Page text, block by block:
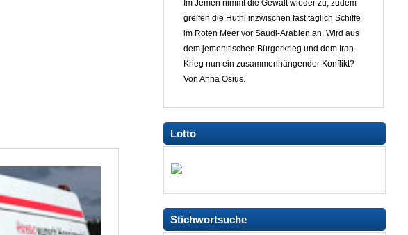
Im Jemen nimmt die Gewalt wieder zu, zudem
greifen die Huthi inzwischen fast täglich Schiffe
im Roten Meer vor Saudi-Arabien an. Wird aus
dem jemenitischen Bürgerkrieg und dem Iran-
Krieg nun ein zusammenhängender Konflikt?
Von Anna Osius.
Lotto
Stichwortsuche